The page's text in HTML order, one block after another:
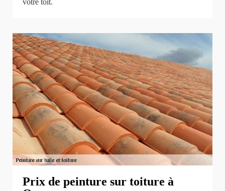
Prix de peinture sur toiture à